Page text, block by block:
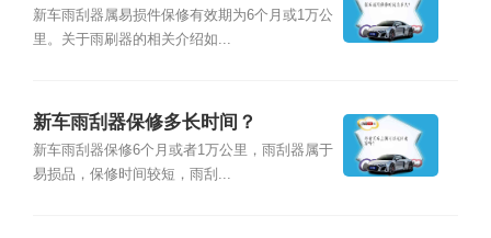
新车雨刮器属易损件保修有效期为6个月或1万公
里。关于雨刷器的相关介绍如...
新车雨刮器保修多长时间？
新车雨刮器保修6个月或者1万公里，雨刮器属于
易损品，保修时间较短，雨刮...